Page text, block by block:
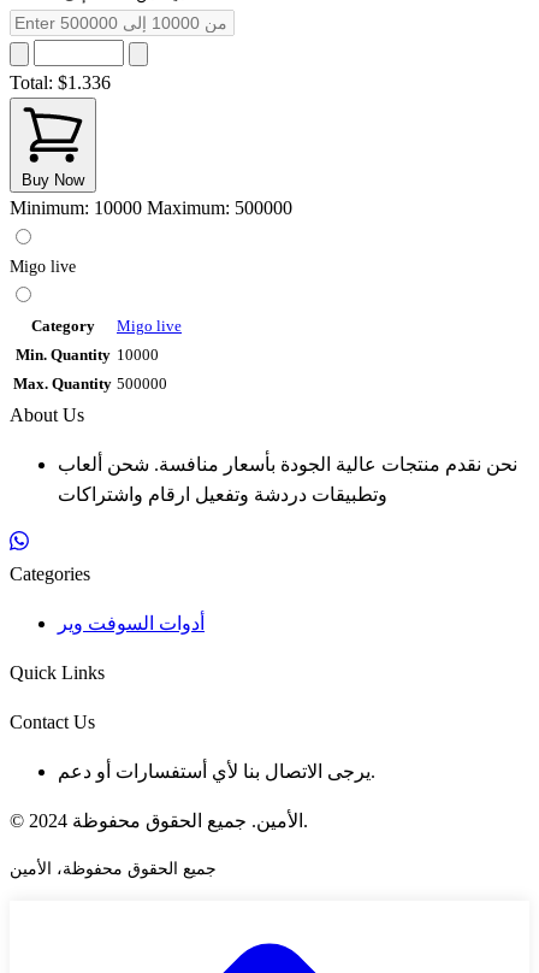
Total: $1.336
Buy Now
Minimum: 10000 Maximum: 500000
Migo live
Category
Migo live
Min. Quantity 10000
Max. Quantity 500000
About Us
نحن نقدم منتجات عالية الجودة بأسعار منافسة. شحن ألعاب
وتطبيقات دردشة وتفعيل ارقام واشتراكات
Categories
أدوات السوفت وير
Quick Links
Contact Us
يرجى الاتصال بنا لأي أستفسارات أو دعم.
© 2024 الأمين. جميع الحقوق محفوظة.
جميع الحقوق محفوظة، الأمين